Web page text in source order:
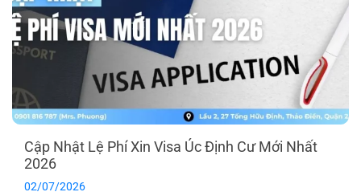
Cập Nhật Lệ Phí Xin Visa Úc Định Cư Mới Nhất
2026
02/07/2026